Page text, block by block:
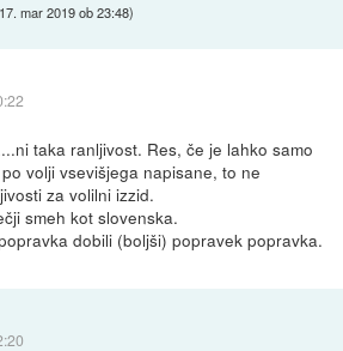
17. mar 2019 ob 23:48)
taka ranljivost. Res, če je lahko samo
volji vsevišjega napisane, to ne
za volilni izzid.
smeh kot slovenska.
dobili (boljši) popravek popravka.